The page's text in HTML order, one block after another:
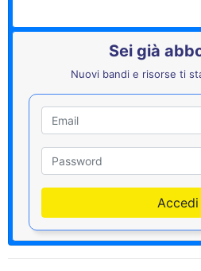
Sei già
Nuovi bandi e risorse ti
Accedi